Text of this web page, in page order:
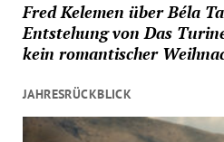
Fred Kelemen über Béla
Entstehung von Das
kein romantischer
JAHRESRÜCKBLICK